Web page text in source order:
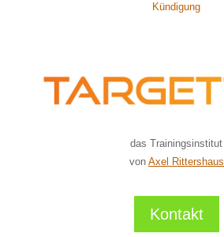
Kündigung
das Trainingsinstitut
von Axel Rittershaus
Kontakt